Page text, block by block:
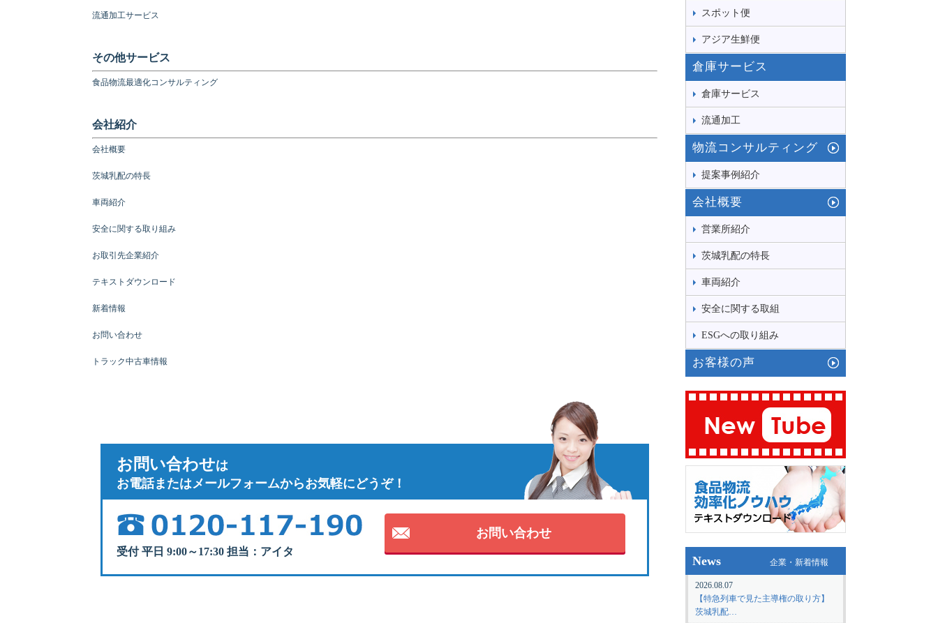
流通加工サービス
その他サービス
食品物流最適化コンサルティング
会社紹介
会社概要
茨城乳配の特長
車両紹介
安全に関する取り組み
お取引先企業紹介
テキストダウンロード
新着情報
お問い合わせ
トラック中古車情報
お問い合わせは
お電話またはメールフォームからお気軽にどうぞ！
受付 平日 9:00～17:30 担当：アイタ
お問い合わせ
スポット便
アジア生鮮便
倉庫サービス
倉庫サービス
流通加工
物流コンサルティング
提案事例紹介
会社概要
営業所紹介
茨城乳配の特長
車両紹介
安全に関する取組
ESGへの取り組み
お客様の声
News 企業・新着情報
2026.08.07
【特急列車で見た主導権の取り方】
茨城乳配…